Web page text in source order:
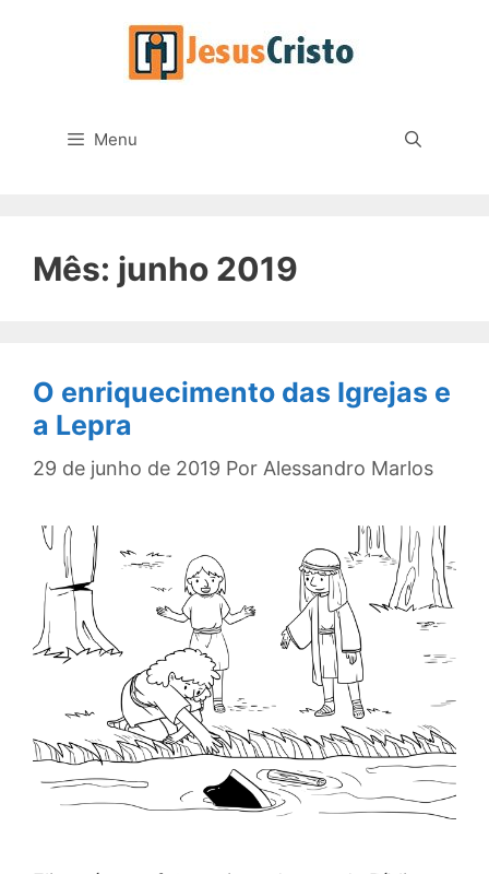
Menu
Mês: junho 2019
O enriquecimento das Igrejas e
a Lepra
29 de junho de 2019 Por Alessandro Marlos